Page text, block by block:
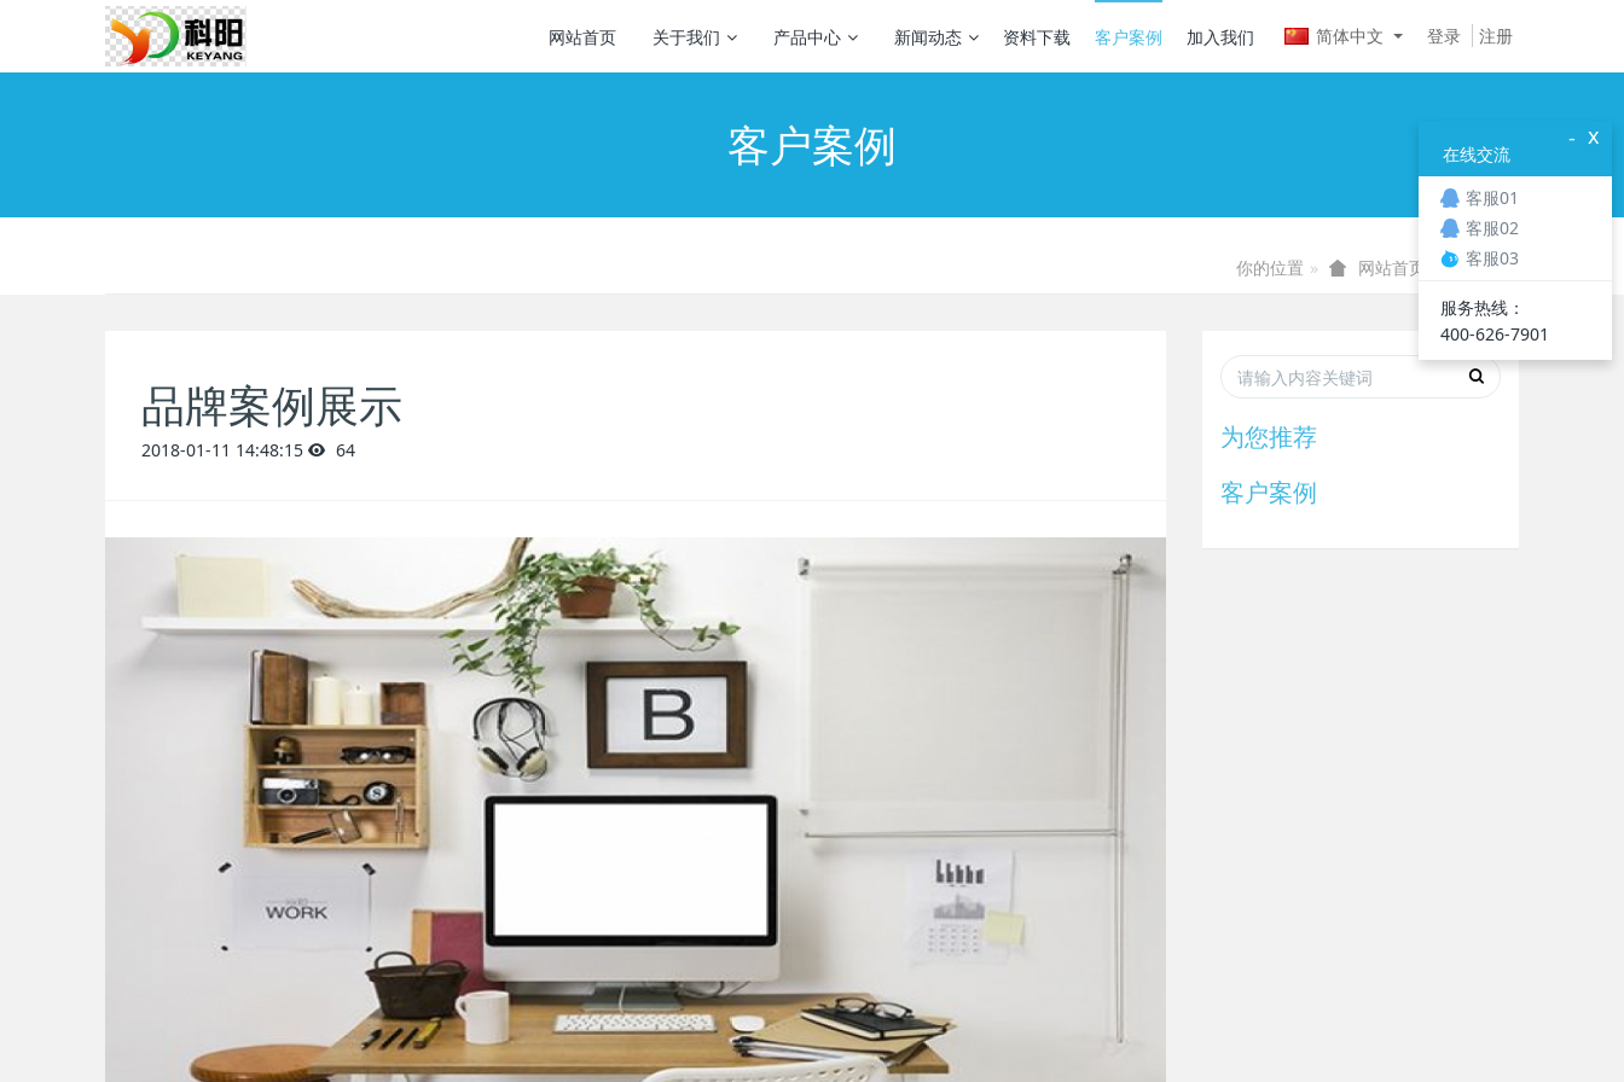
登录 注册
简体中文
网站首页 关于我们 产品中心 新闻动态 资料下载 客户案例 加入我们
客户案例
你的位置 网站首页 客户案例
品牌案例展示
2018-01-11 14:48:15 64
为您推荐
客户案例
x
-
在线交流
客服01
客服02
客服03
服务热线：
400-626-7901